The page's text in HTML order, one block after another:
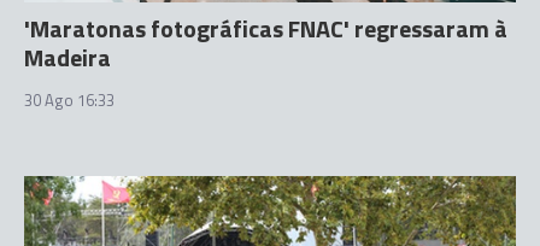
'Maratonas fotográficas FNAC' regressaram à
Madeira
30 Ago 16:33